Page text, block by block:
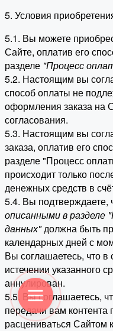
5. Условия
5.1. Вы можете
Сайте, оплатив его
разделе "Процесс
5.2. Настоящим вы
способ оплаты не
оформления заказа на
согласования.
5.3. Настоящим вы
заказа, оплатив его
разделе "Процесс
происходит только
денежных средств в
5.4. Вы подтверждаете,
описанными в разделе
данных"должна быть
календарных дней с
Вы соглашаетесь, что в
истечении указанного
аннулирован.
5.5. Вы соглашаетесь,
передачи вам
расцениваться Сайтом